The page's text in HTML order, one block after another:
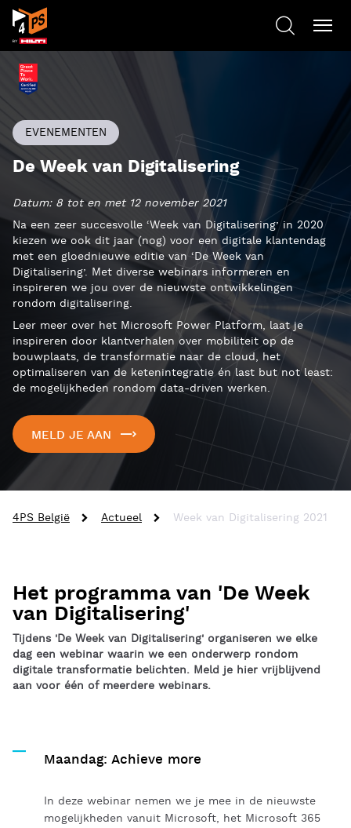
EVENEMENTEN
De Week van Digitalisering
Datum: 8 tot en met 12 november 2021
Na een zeer succesvolle ‘Week van Digitalisering’ in 2020
kiezen we ook dit jaar (nog) voor een digitale klantendag
met een gloednieuwe editie van ‘De Week van
Digitalisering’. Met diverse webinars informeren en
inspireren we jou over de nieuwste ontwikkelingen
rondom digitalisering.
Leer meer over het Microsoft Power Platform, laat je
inspireren door klantverhalen over mobiliteit op de
bouwplaats, de transformatie naar de cloud, het
optimaliseren van de ketenintegratie én last but not least:
de mogelijkheden rondom data-driven werken.
MELD JE AAN
4PS België Actueel Week van Digitalisering 2021
Het programma van 'De Week
van Digitalisering'
Tijdens 'De Week van Digitalisering' organiseren we elke
dag een webinar waarin we een onderwerp rondom
digitale transformatie belichten. Meld je hier vrijblijvend
aan voor één of meerdere webinars.
Maandag: Achieve more
In deze webinar nemen we je mee in de nieuwste
mogelijkheden vanuit Microsoft, het Microsoft 365